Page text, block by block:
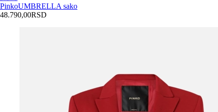
PinkoUMBRELLA sako
48.790,00RSD